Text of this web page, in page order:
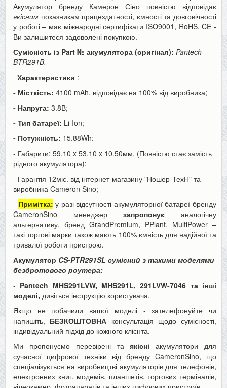
Акумулятор бренду Камерон Сіно повністю відповідає
якісним показникам працездатності, ємності та довговічності
у роботі – має міжнародні сертифікати ISO9001, RoHS, CE -
Ви залишитеся задоволені покупкою.
Сумісність із Part № акумулятора (оригінал): Pantech
BTR291B.
Характеристики :
- Місткість: 4100 mAh, відповідає на 100% від виробника;
- Напруга: 3.8В;
- Тип батареї: Li-Ion;
- Потужність: 15.88Wh;
- Габарити: 59.10 x 53.10 x 10.50мм. (Повністю стає замість
рідного акумулятора);
- Гарантія 12міс. від інтернет-магазину "Ношер-ТехН" та
виробника Cameron Sino;
- Примітка: у разі відсутності акумуляторної батареї бренду
CameronSino менеджерзапропонує аналогічну
альтернативу, бренд GrandPremium, PPlant, MultiPower –
такі торгові марки також мають 100% ємність для надійної та
тривалої роботи пристрою.
Акумулятор CS-PTR291SL сумісний з такими моделями
бездротового роутера:
- Pantech MHS291LVW, MHS291L, 291LVW-7046 та інші
моделі, дивіться інструкцію користувача.
Якщо не побачили вашої моделі - зателефонуйте чи
напишіть, БЕЗКОШТОВНА консультація щодо сумісності,
індивідуальний підхід до кожного клієнта.
Ми пропонуємо перевірені таякісні акумулятори для
сучасної цифрової техніки від бренду CameronSino, що
спеціалізується на виробництві акумуляторів для телефонів,
електронних книг, модемів, планшетів, торгових терміналів,